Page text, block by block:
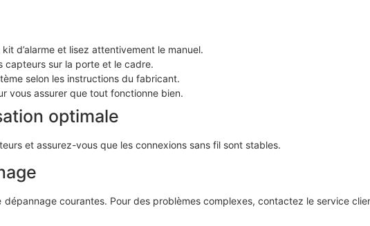
d’alarme et lisez attentivement le manuel.
capteurs sur la porte et le cadre.
selon les instructions du fabricant.
vous assurer que tout fonctionne bien.
optimale
et assurez-vous que les connexions sans fil sont stables.
dépannage courantes. Pour des problèmes complexes, contactez le service